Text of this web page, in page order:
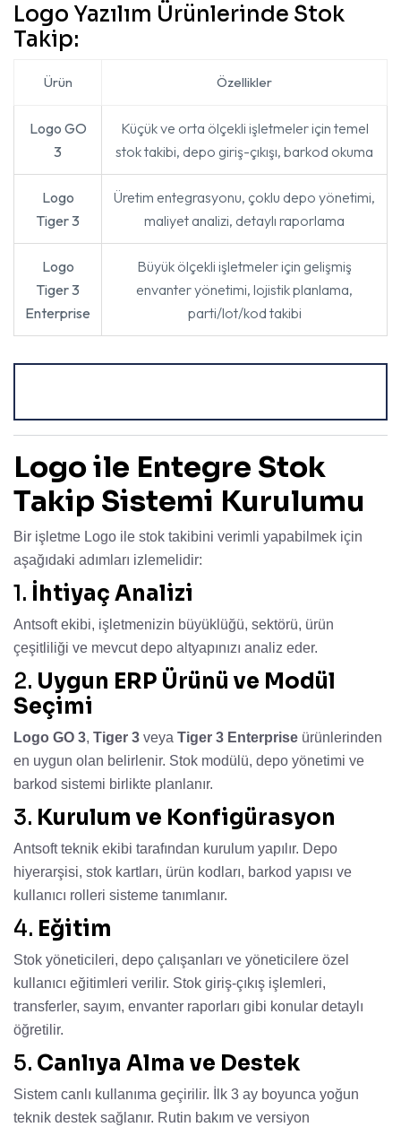
Logo Yazılım Ürünlerinde Stok
Takip:
Ürün Özellikler
Logo GO
3
Küçük ve orta ölçekli işletmeler için temel
stok takibi, depo giriş-çıkışı, barkod okuma
Logo
Tiger 3
Üretim entegrasyonu, çoklu depo yönetimi,
maliyet analizi, detaylı raporlama
Logo
Tiger 3
Enterprise
Büyük ölçekli işletmeler için gelişmiş
envanter yönetimi, lojistik planlama,
parti/lot/kod takibi
Logo ile Entegre Stok
Takip Sistemi Kurulumu
Bir işletme Logo ile stok takibini verimli yapabilmek için
aşağıdaki adımları izlemelidir:
1. İhtiyaç Analizi
Antsoft ekibi, işletmenizin büyüklüğü, sektörü, ürün
çeşitliliği ve mevcut depo altyapınızı analiz eder.
2. Uygun ERP Ürünü ve Modül
Seçimi
Logo GO 3, Tiger 3 veya Tiger 3 Enterprise ürünlerinden
en uygun olan belirlenir. Stok modülü, depo yönetimi ve
barkod sistemi birlikte planlanır.
3. Kurulum ve Konfigürasyon
Antsoft teknik ekibi tarafından kurulum yapılır. Depo
hiyerarşisi, stok kartları, ürün kodları, barkod yapısı ve
kullanıcı rolleri sisteme tanımlanır.
4. Eğitim
Stok yöneticileri, depo çalışanları ve yöneticilere özel
kullanıcı eğitimleri verilir. Stok giriş-çıkış işlemleri,
transferler, sayım, envanter raporları gibi konular detaylı
öğretilir.
5. Canlıya Alma ve Destek
Sistem canlı kullanıma geçirilir. İlk 3 ay boyunca yoğun
teknik destek sağlanır. Rutin bakım ve versiyon